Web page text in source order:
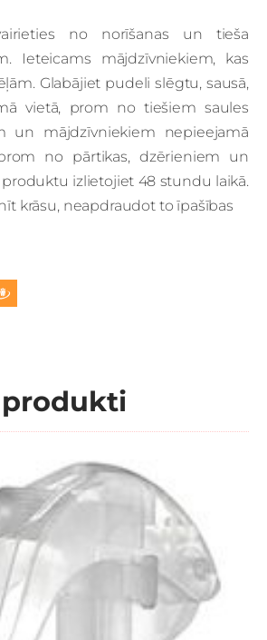
no norīšanas un tieša
Ieteicams mājdzīvniekiem, kas
Glabājiet pudeli slēgtu, sausā,
vietā, prom no tiešiem saules
un mājdzīvniekiem nepieejamā
no pārtikas, dzērieniem un
izlietojiet 48 stundu laikā.
krāsu, neapdraudot to īpašības